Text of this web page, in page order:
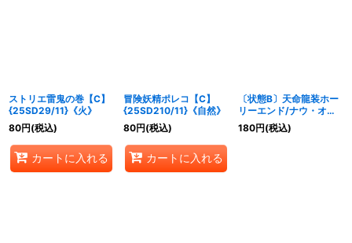
ストリエ雷鬼の巻【C】
{25SD29/11}《火》
80円(税込)
カートに入れる
冒険妖精ポレコ【C】
{25SD210/11}《自然》
80円(税込)
カートに入れる
〔状態B〕天命龍装ホー
リーエンド/ナウ・オ
ア・ネバー【SR】
{25SP13/16}《多》
180円(税込)